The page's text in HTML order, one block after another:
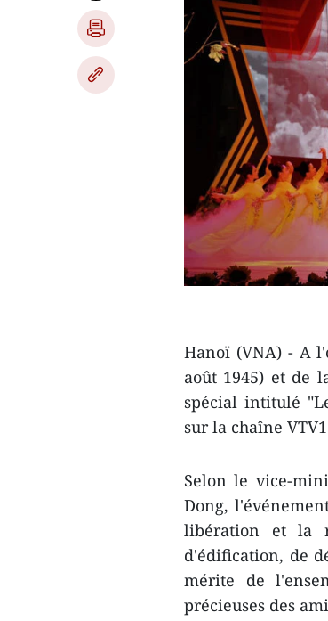
Hanoï (VNA) - A
août 1945) et de
spécial intitulé
sur la chaîne
Selon le vice-
Dong,
libération et la
d'édification, de
mérite de
précieuses des